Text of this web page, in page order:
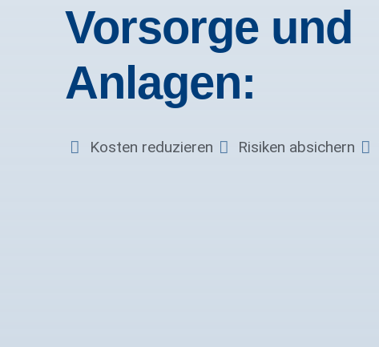
Vorsorge und
Anlagen:
Kosten reduzieren Risiken absichern